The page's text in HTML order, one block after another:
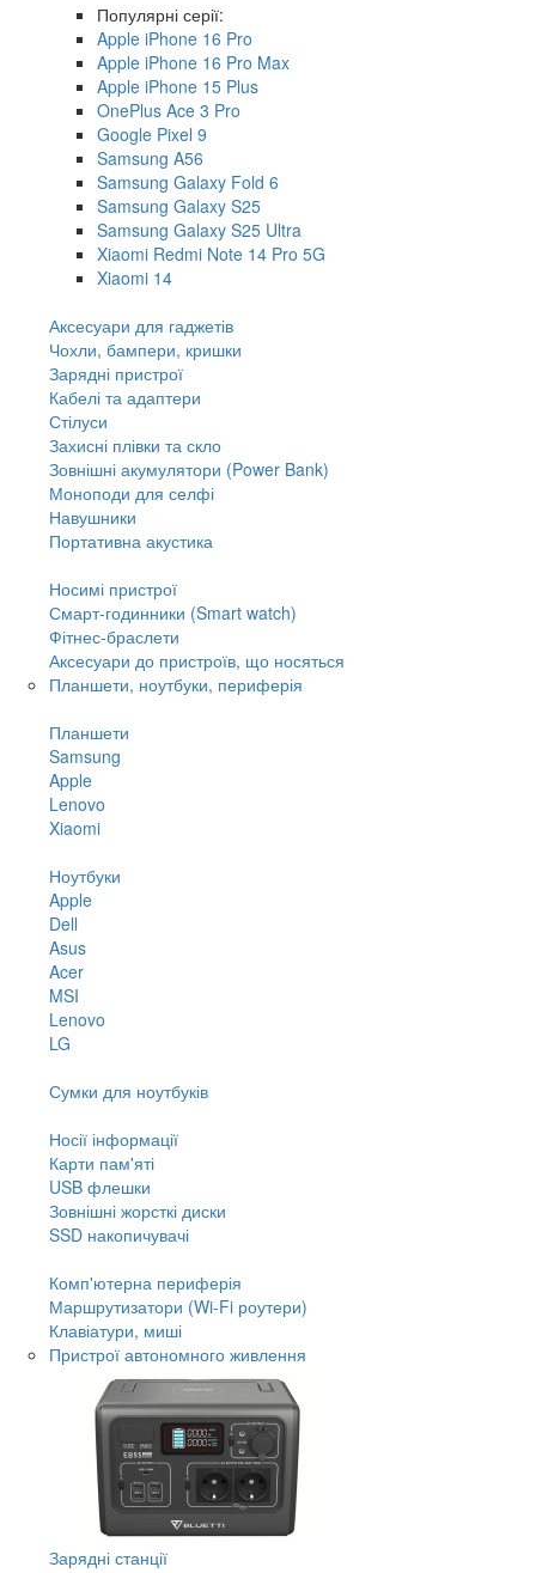
Популярні серії:
Apple iPhone 16 Pro
Apple iPhone 16 Pro Max
Apple iPhone 15 Plus
OnePlus Ace 3 Pro
Google Pixel 9
Samsung A56
Samsung Galaxy Fold 6
Samsung Galaxy S25
Samsung Galaxy S25 Ultra
Xiaomi Redmi Note 14 Pro 5G
Xiaomi 14
Аксесуари для гаджетів
Чохли, бампери, кришки
Зарядні пристрої
Кабелі та адаптери
Стілуси
Захисні плівки та скло
Зовнішні акумулятори (Power Bank)
Моноподи для селфі
Навушники
Портативна акустика
Носимі пристрої
Смарт-годинники (Smart watch)
Фітнес-браслети
Аксесуари до пристроїв, що носяться
Планшети, ноутбуки, периферія
Планшети
Samsung
Apple
Lenovo
Xiaomi
Ноутбуки
Apple
Dell
Asus
Acer
MSI
Lenovo
LG
Сумки для ноутбуків
Носії інформації
Карти пам'яті
USB флешки
Зовнішні жорсткі диски
SSD накопичувачі
Комп'ютерна периферія
Маршрутизатори (Wi-Fi роутери)
Клавіатури, миші
Пристрої автономного живлення
Зарядні станції